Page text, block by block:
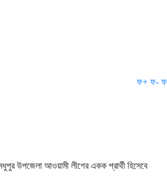
ফ+ ফ- ফ
উপজেলা আওয়ামী লীগের একক প্রার্থী হিসেবে